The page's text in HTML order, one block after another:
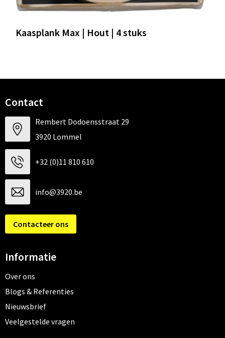
Kaasplank Max | Hout | 4 stuks
Contact
Rembert Dodoensstraat 29
3920 Lommel
+32 (0)11 810 610
info@3920.be
Contacteer ons
Informatie
Over ons
Blogs & Referenties
Nieuwsbrief
Veelgestelde vragen